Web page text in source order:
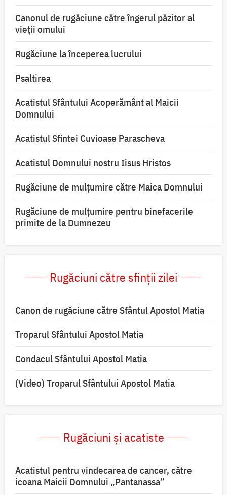
Canonul de rugăciune către îngerul păzitor al
vieții omului
Rugăciune la începerea lucrului
Psaltirea
Acatistul Sfântului Acoperământ al Maicii
Domnului
Acatistul Sfintei Cuvioase Parascheva
Acatistul Domnului nostru Iisus Hristos
Rugăciune de mulţumire către Maica Domnului
Rugăciune de mulțumire pentru binefacerile
primite de la Dumnezeu
Rugăciuni către sfinții zilei
Canon de rugăciune către Sfântul Apostol Matia
Troparul Sfântului Apostol Matia
Condacul Sfântului Apostol Matia
(Video) Troparul Sfântului Apostol Matia
Rugăciuni și acatiste
Acatistul pentru vindecarea de cancer, către
icoana Maicii Domnului „Pantanassa”